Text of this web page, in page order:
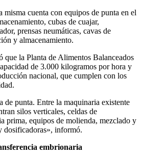
misma cuenta con equipos de punta en el
cubas de cuajar,
prensas neumáticas, cavas de
y almacenamiento.
que la Planta de Alimentos Balanceados
de 3.000 kilogramos por hora y
nacional, que cumplen con los
de punta. Entre la maquinaria existente
silos verticales, celdas de
prima, equipos de molienda, mezclado y
dosificadoras», informó.
embrionaria